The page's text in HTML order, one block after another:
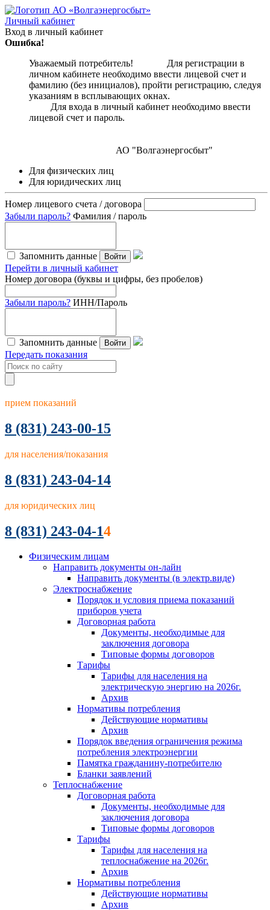
Личный кабинет
Вход в личный кабинет
Ошибка!
Уважаемый потребитель! Для регистрации в
личном кабинете необходимо ввести лицевой счет и
фамилию (без инициалов), пройти регистрацию, следуя
указаниям в всплывающих окнах.
Для входа в личный кабинет необходимо ввести
лицевой счет и пароль.
АО "Волгаэнергосбыт"
Для физических лиц
Для юридических лиц
Номер лицевого счета / договора
Забыли пароль? Фамилия / пароль
Запомнить данные Войти
Перейти в личный кабинет
Номер договора (буквы и цифры, без пробелов)
Забыли пароль? ИНН/Пароль
Запомнить данные Войти
Передать показания
прием показаний
8 (831) 243-00-15
для населения/показания
8 (831) 243-04-14
для юридических лиц
8 (831) 243-04-14
Физическим лицам
Направить документы он-лайн
Направить документы (в электр.виде)
Электроснабжение
Порядок и условия приема показаний
приборов учета
Договорная работа
Документы, необходимые для
заключения договора
Типовые формы договоров
Тарифы
Тарифы для населения на
электрическую энергию на 2026г.
Архив
Нормативы потребления
Действующие нормативы
Архив
Порядок введения ограничения режима
потребления электроэнергии
Памятка гражданину-потребителю
Бланки заявлений
Теплоснабжение
Договорная работа
Документы, необходимые для
заключения договора
Типовые формы договоров
Тарифы
Тарифы для населения на
теплоснабжение на 2026г.
Архив
Нормативы потребления
Действующие нормативы
Архив